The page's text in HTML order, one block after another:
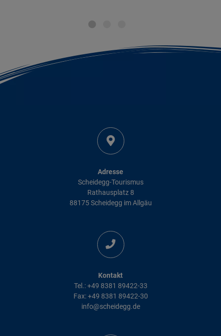
Adresse
Scheidegg-Tourismus
Rathausplatz 8
88175 Scheidegg im Allgäu
Kontakt
Tel.: +49 8381 89422-33
Fax: +49 8381 89422-30
info@scheidegg.de